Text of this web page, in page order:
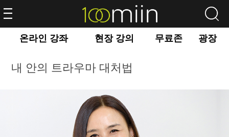
온라인 강좌 현장 강의 무료존 광장
내 안의 트라우마 대처법